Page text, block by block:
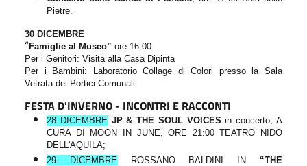
Pietre.
30 DICEMBRE
“Famiglie al Museo” ore 16:00
Per i Genitori: Visita alla Casa Dipinta
Per i Bambini: Laboratorio Collage di Colori presso la Sala
Vetrata dei Portici Comunali.
FESTA D'INVERNO - INCONTRI E RACCONTI
28 DICEMBRE JP & THE SOUL VOICES in concerto, A
CURA DI MOON IN JUNE, ORE 21:00 TEATRO NIDO
DELL'AQUILA;
29 DICEMBRE ROSSANO BALDINI IN “THE